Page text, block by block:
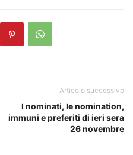
Articolo successivo
I nominati, le nomination,
immuni e preferiti di ieri sera
26 novembre